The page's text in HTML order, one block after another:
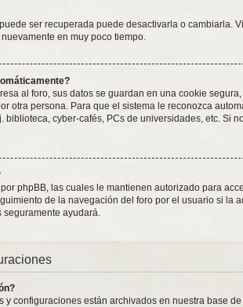
ser recuperada puede desactivarla o cambiarla.
en muy poco tiempo.
al foro, sus datos se guardan en una cookie
otra persona. Para que el sistema le reconozca
biblioteca, cyber-cafés, PCs de universidades, etc. Si
phpBB, las cuales le mantienen autorizado para
de la navegación del foro por el usuario si la
seguramente ayudará.
y configuraciones están archivados en nuestra base